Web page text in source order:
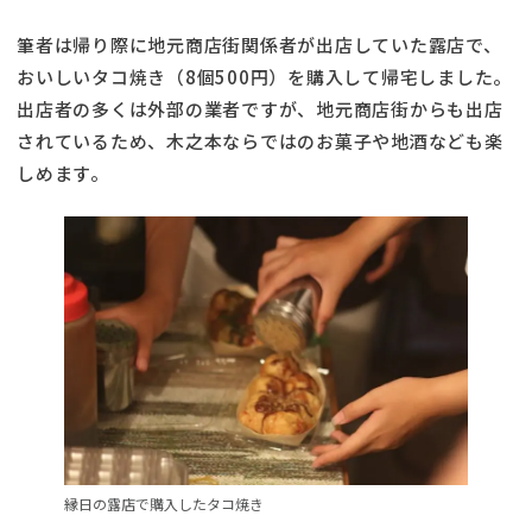
筆者は帰り際に地元商店街関係者が出店していた露店で、
おいしいタコ焼き（8個500円）を購入して帰宅しました。
出店者の多くは外部の業者ですが、地元商店街からも出店
されているため、木之本ならではのお菓子や地酒なども楽
しめます。
縁日の露店で購入したタコ焼き